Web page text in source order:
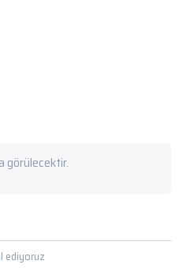
görülecektir.
ediyoruz